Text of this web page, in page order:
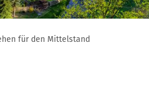
für den Mittelstand